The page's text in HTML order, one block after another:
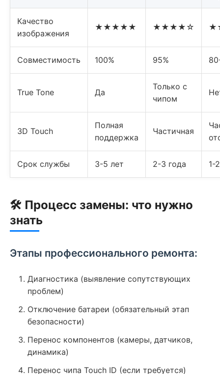
Качество
изображения
★★★★★ ★★★★☆
Совместимость 100% 95%
True Tone Да
Только с
чипом
3D Touch
Полная
поддержка
Частичная
Срок службы 3-5 лет 2-3 года 1-
🛠 Процесс замены: что нужно
знать
Этапы профессионального ремонта:
Диагностика (выявление сопутствующих
проблем)
Отключение батареи (обязательный этап
безопасности)
Перенос компонентов (камеры, датчиков,
динамика)
Перенос чипа Touch ID (если требуется)